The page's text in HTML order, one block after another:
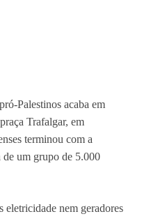
Palestinos acaba em
Trafalgar, em
terminou com a
de um grupo de 5.000
eletricidade nem geradores